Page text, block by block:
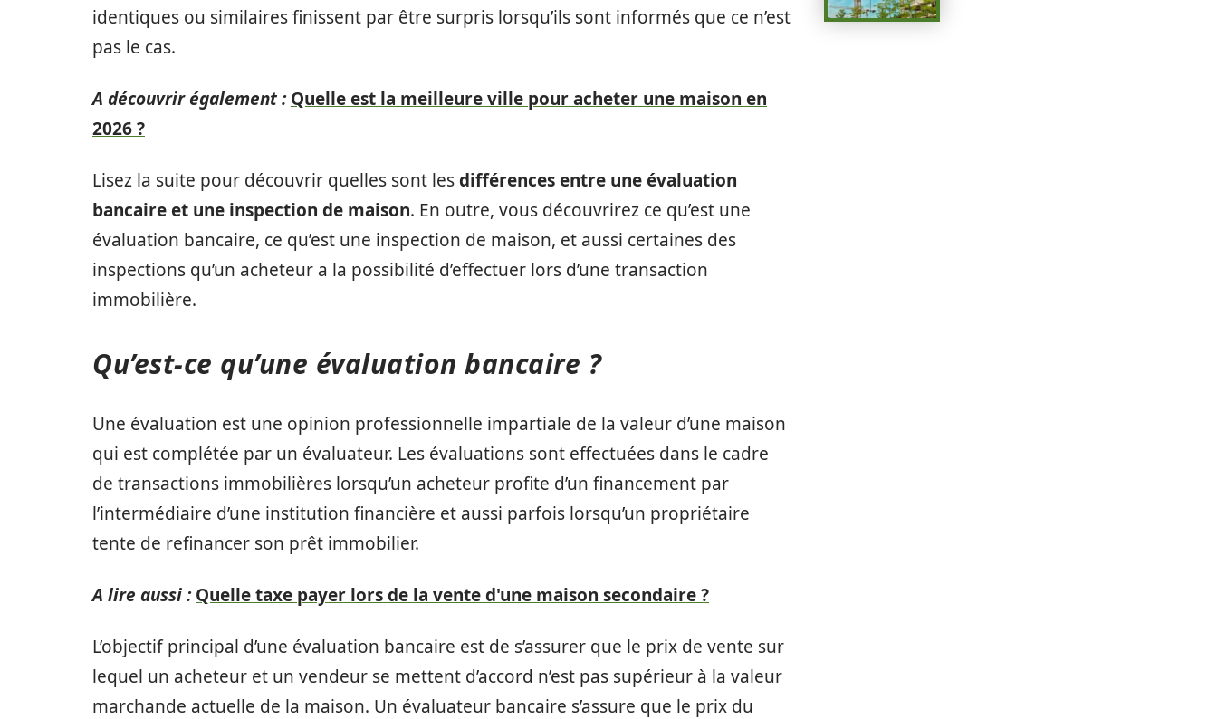
identiques ou similaires finissent par être surpris lorsqu’ils sont informés que ce n’est
pas le cas.
A découvrir également : Quelle est la meilleure ville pour acheter une maison en
2026 ?
Lisez la suite pour découvrir quelles sont lesdifférences entre une évaluation
bancaire et une inspection de maison. En outre, vous découvrirez ce qu’est une
évaluation bancaire, ce qu’est une inspection de maison, et aussi certaines des
inspections qu’un acheteur a la possibilité d’effectuer lors d’une transaction
immobilière.
Qu’est-ce qu’une évaluation bancaire ?
Une évaluation est une opinion professionnelle impartiale de la valeur d’une maison
qui est complétée par un évaluateur. Les évaluations sont effectuées dans le cadre
de transactions immobilières lorsqu’un acheteur profite d’un financement par
l’intermédiaire d’une institution financière et aussi parfois lorsqu’un propriétaire
tente de refinancer son prêt immobilier.
A lire aussi : Quelle taxe payer lors de la vente d'une maison secondaire ?
L’objectif principal d’une évaluation bancaire est de s’assurer que le prix de vente sur
lequel un acheteur et un vendeur se mettent d’accord n’est pas supérieur à la valeur
marchande actuelle de la maison. Un évaluateur bancaire s’assure que le prix du